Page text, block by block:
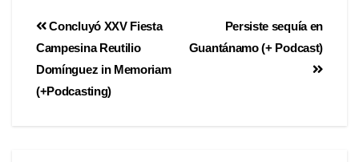
Persiste sequía en
Guantánamo (+ Podcast)
Concluyó XXV Fiesta
Campesina Reutilio
Domínguez in Memoriam
(+Podcasting)